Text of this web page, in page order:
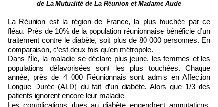
de La Mutualité de La Réunion et Madame Aude
La Réunion est la région de France, la plus touchée par ce
fléau. Près de 10% de la population réunionnaise bénéficie d’un
traitement contre le diabète, soit plus de 80 000 personnes. En
comparaison, c’est deux fois qu’en métropole.
Dans l’Île, la maladie se déclare plus jeune, les femmes et les
populations défavorisées sont les plus touchées. Chaque
année, près de 4 000 Réunionnais sont admis en Affection
Longue Durée (ALD) du fait d’un diabète. Alors que 1/3 des
patients ignorent encore leur maladie !
Les complications dues au diabète engendrent amputations,